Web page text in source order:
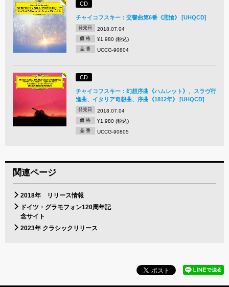
CD
チャイコフスキー：交響曲第6番《悲愴》 [UHQCD]
発売日 2018.07.04
価 格 ¥1,980 (税込)
品 番 UCCG-90804
CD
チャイコフスキー：幻想序曲《ハムレット》、スラヴ行
進曲、イタリア奇想曲、序曲《1812年》 [UHQCD]
発売日 2018.07.04
価 格 ¥1,980 (税込)
品 番 UCCG-90805
関連ページ
2018年 リリース情報
ドイツ・グラモフォン120周年記
念サイト
2023年 クラシックリリース